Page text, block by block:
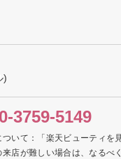
)
3759-5149
ついて：「楽天ビューティを
店が難しい場合は、なるべ